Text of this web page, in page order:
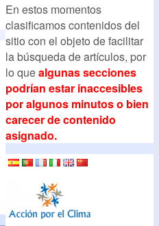
En estos momentos
clasificamos contenidos del
sitio con el objeto de facilitar
la búsqueda de artículos, por
lo quealgunas secciones
podrían estar inaccesibles
por algunos minutos o bien
carecer de contenido
asignado.